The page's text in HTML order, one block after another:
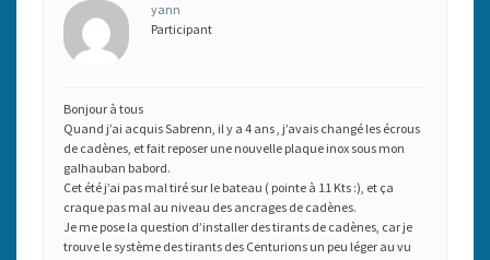
yann
Participant
Bonjour à tous
Quand j’ai acquis Sabrenn, il y a 4 ans , j’avais changé les écrous
de cadènes, et fait reposer une nouvelle plaque inox sous mon
galhauban babord.
Cet été j’ai pas mal tiré sur le bateau ( pointe à 11 Kts :), et ça
craque pas mal au niveau des ancrages de cadènes.
Je me pose la question d’installer des tirants de cadènes, car je
trouve le système des tirants des Centurions un peu léger au vu